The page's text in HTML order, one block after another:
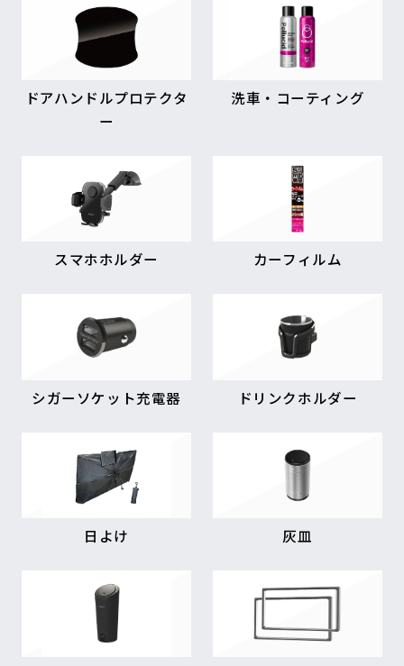
ドアハンドルプロテクタ
ー
洗車・コーティング
スマホホルダー カーフィルム
シガーソケット充電器 ドリンクホルダー
日よけ 灰皿